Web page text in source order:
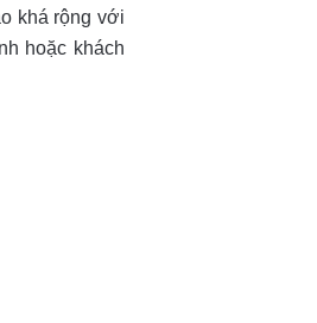
khá rộng với
hoặc khách